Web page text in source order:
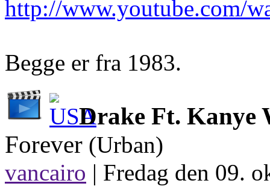
http://www.youtube.com/
Begge er fra 1983.
Drake Ft. Kanye
Forever (Urban)
vancairo | Fredag den 09.